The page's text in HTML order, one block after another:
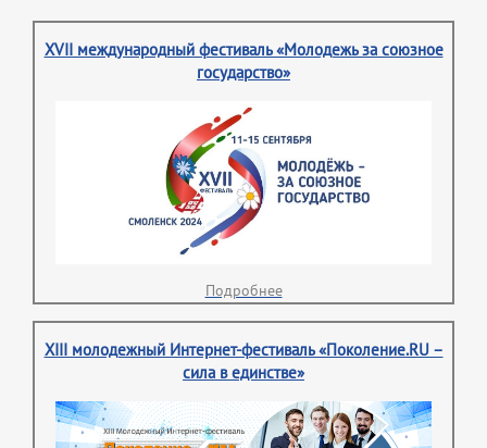
XVII международный фестиваль «Молодежь за союзное
государство»
Подробнее
XIII молодежный Интернет-фестиваль «Поколение.RU –
сила в единстве»